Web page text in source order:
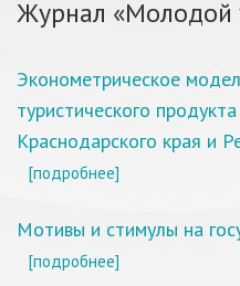
Журнал «Молодой
Эконометрическое
туристического
Краснодарского края и
[подробнее]
Мотивы и стимулы на
[подробнее]